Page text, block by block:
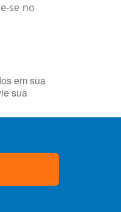
se no
em sua
sua